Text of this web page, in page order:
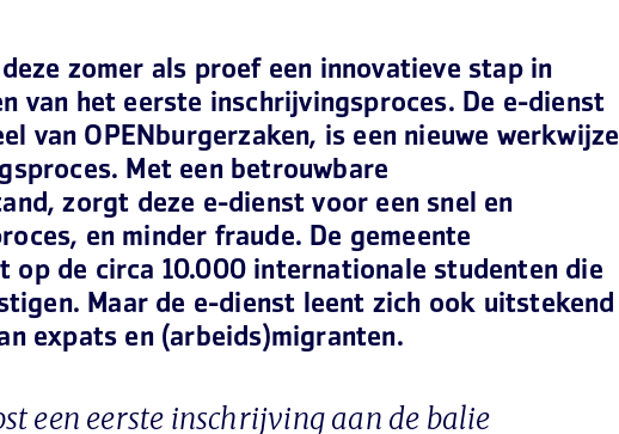
zomer als proef een innovatieve stap in
van het eerste inschrijvingsproces. De e-dienst
van OPENburgerzaken, is een nieuwe werkwijze
Met een betrouwbare
zorgt deze e-dienst voor een snel en
en minder fraude. De gemeente
op de circa 10.000 internationale studenten die
Maar de e-dienst leent zich ook uitstekend
expats en (arbeids)migranten.
een eerste inschrijving aan de balie